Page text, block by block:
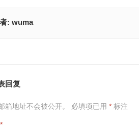
: wuma
回复
箱地址不会被公开。 必填项已用 * 标注
*